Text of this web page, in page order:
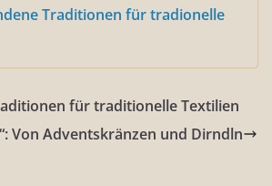
Traditionen für tradionelle
für traditionelle Textilien
Von Adventskränzen und Dirndln